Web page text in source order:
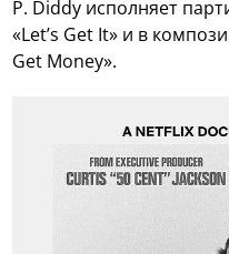
P. Diddy исполняет
«Let’s Get It» и в
Get Money».